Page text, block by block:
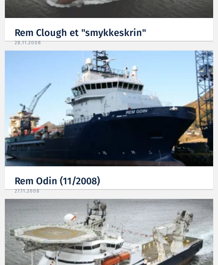
Rem Clough et "smykkeskrin"
28.11.2008
Rem Odin (11/2008)
27.11.2008